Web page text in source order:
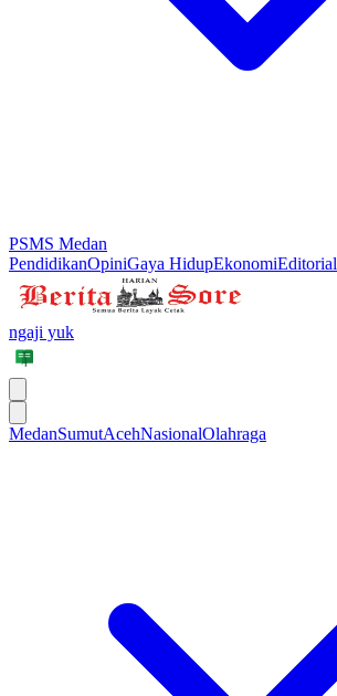
PSMS Medan
PendidikanOpiniGaya HidupEkonomiEditorial
ngaji yuk
MedanSumutAcehNasionalOlahraga